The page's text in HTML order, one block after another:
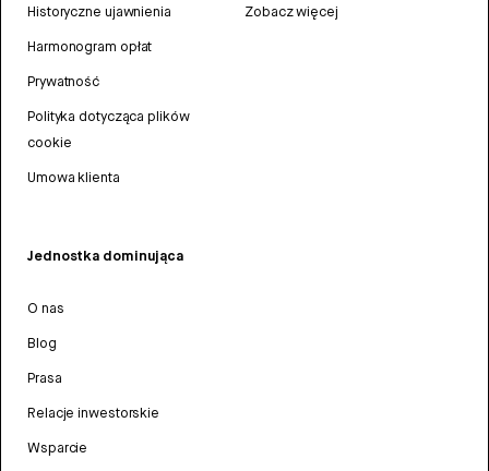
Historyczne ujawnienia
Harmonogram opłat
Prywatność
Polityka dotycząca plików
cookie
Umowa klienta
Zobacz więcej
Jednostka dominująca
O nas
Blog
Prasa
Relacje inwestorskie
Wsparcie